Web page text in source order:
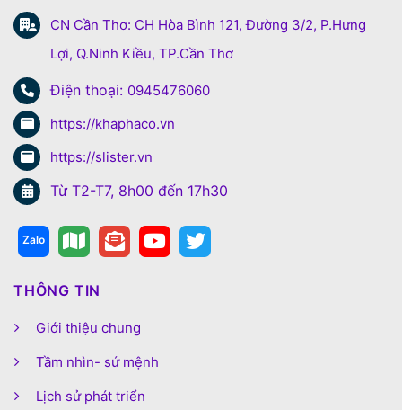
CN Cần Thơ: CH Hòa Bình 121, Đường 3/2, P.Hưng
Lợi, Q.Ninh Kiều, TP.Cần Thơ
Điện thoại: 0945476060
https://khaphaco.vn
https://slister.vn
Từ T2-T7, 8h00 đến 17h30
THÔNG TIN
Giới thiệu chung
Tầm nhìn- sứ mệnh
Lịch sử phát triển